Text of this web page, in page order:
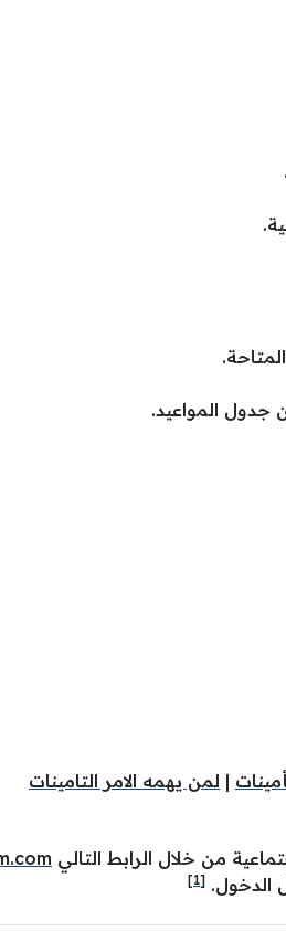
المواعيد.
| لمن يهمه الامر التامينات
من خلال الرابط التالي
الدخول. [1]